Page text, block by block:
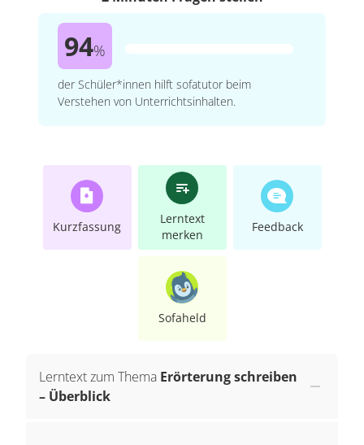
94%
der Schüler*innen hilft sofatutor beim
Verstehen von Unterrichtsinhalten.
Kurzfassung
Lerntext
merken
Feedback
Sofaheld
Lerntext zum Thema Erörterung schreiben
– Überblick